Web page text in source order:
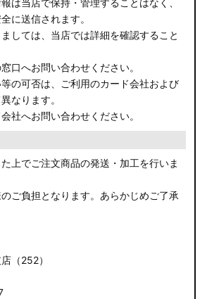
は当店で保持・管理することはなく、
に送信されます。
しては、当店では詳細を確認すること
口へお問い合わせください。
の可否は、ご利用のカード会社および
なります。
社へお問い合わせください。
上でご注文商品の発送・加工を行いま
ご負担となります。あらかじめご了承
（252）